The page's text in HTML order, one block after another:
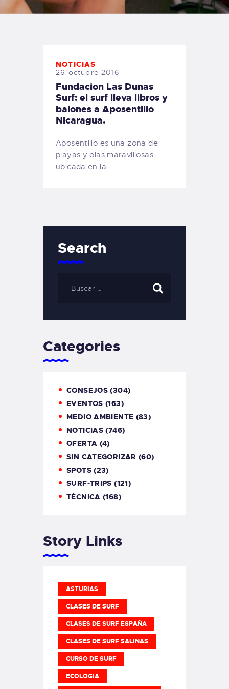
TIENDA FAMILY SURFERS
NOTICIAS
26 octubre 2016
Fundacion Las Dunas
Surf: el surf lleva libros y
balones a Aposentillo
Nicaragua.
Aposentillo es una zona de
playas y olas maravillosas
ubicada en la…
Search
Categories
CONSEJOS (304)
EVENTOS (163)
MEDIO AMBIENTE (83)
NOTICIAS (746)
OFERTA (4)
SIN CATEGORIZAR (60)
SPOTS(23)
SURF-TRIPS (121)
TÉCNICA (168)
Story Links
ASTURIAS
CLASES DE SURF
CLASES DE SURF ESPAÑA
CLASES DE SURF SALINAS
CURSO DE SURF
ECOLOGIA